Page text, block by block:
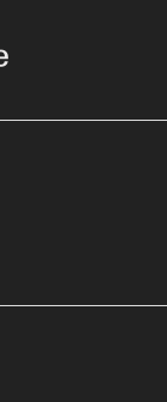
account cliente